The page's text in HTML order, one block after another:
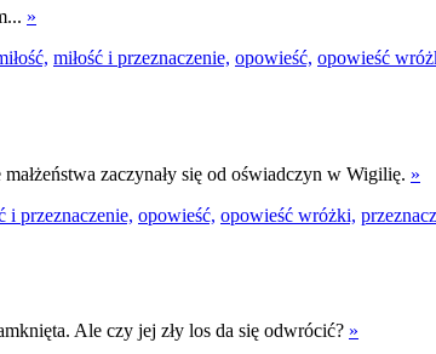
»
miłość i przeznaczenie, opowieść, opowieść
zaczynały się od oświadczyn w Wigilię. »
i przeznaczenie, opowieść, opowieść wróżki,
Ale czy jej zły los da się odwrócić? »